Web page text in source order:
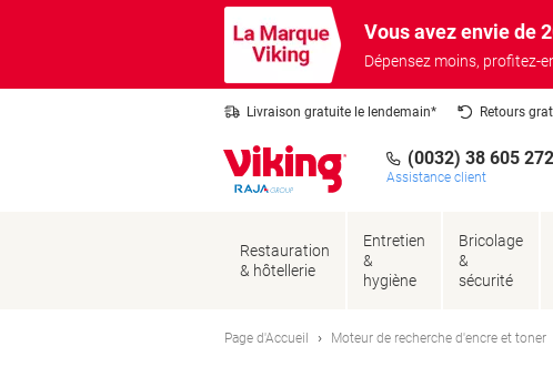
Vous avez envie de
Dépensez moins, profitez-
Livraison gratuite le lendemain* Retours
(0032) 38 605 272
Assistance client
Restauration
& hôtellerie
Entretien
&
hygiène
Bricolage
&
sécurité
Page d'Accueil Moteur de recherche d'encre et toner